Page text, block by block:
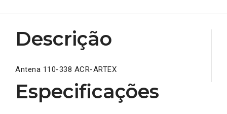
Descrição
Antena 110-338 ACR-ARTEX
Especificações